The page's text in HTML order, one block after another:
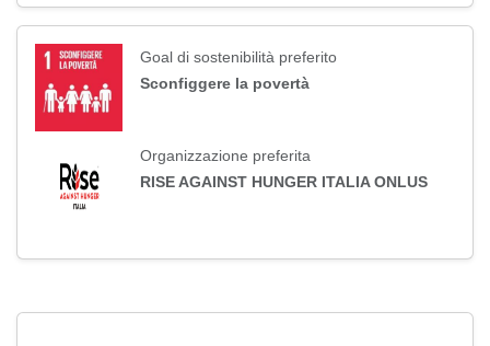
Goal di sostenibilità preferito
Sconfiggere la povertà
Organizzazione preferita
RISE AGAINST HUNGER ITALIA ONLUS